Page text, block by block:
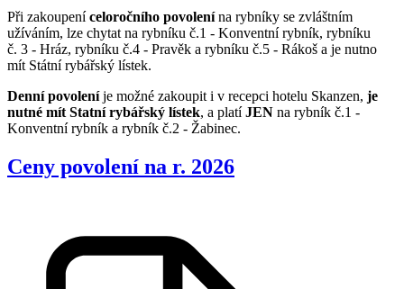
Při zakoupeníceloročního povolenína rybníky se zvláštním
užíváním, lze chytat na rybníku č.1 - Konventní rybník, rybníku
č. 3 - Hráz, rybníku č.4 - Pravěk a rybníku č.5 - Rákoš a je nutno
mít Státní rybářský lístek.
Denní povoleníje možné zakoupit i v recepci hotelu Skanzen, je
nutné mít Statní rybářský lístek, a platíJEN na rybník č.1 -
Konventní rybník a rybník č.2 - Žabinec.
Ceny povolení na r. 2026